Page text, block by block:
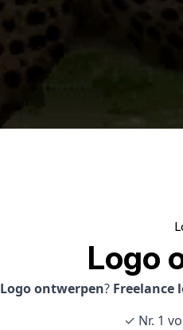
Logo
Logo ontwerpen? Freelance
✓ Nr. 1